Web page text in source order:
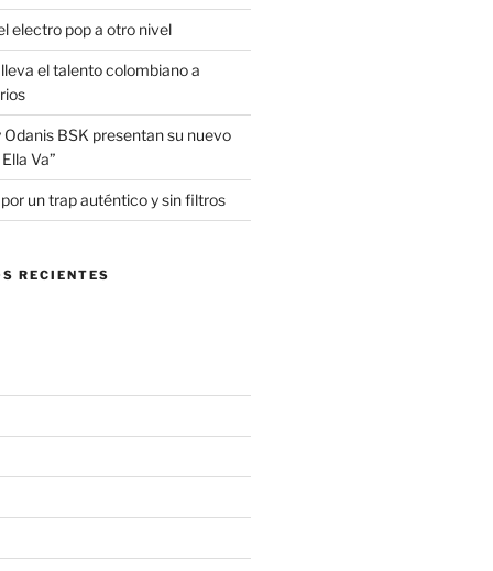
electro pop a otro nivel
el talento colombiano a
BSK presentan su nuevo
Va”
un trap auténtico y sin filtros
RECIENTES